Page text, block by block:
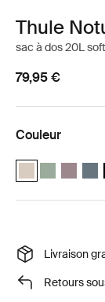
Thule
sac à dos 20L
79,95 €
Couleur
Thule Notus
Thule Notus
Thule
Livraison
Retours